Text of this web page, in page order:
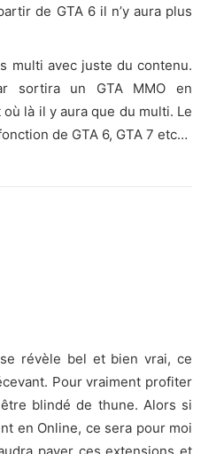
de GTA 6 il n’y aura plus
multi avec juste du contenu.
sortira un GTA MMO en
là il y aura que du multi. Le
de GTA 6, GTA 7 etc…
révèle bel et bien vrai, ce
Pour vraiment profiter
blindé de thune. Alors si
en Online, ce sera pour moi